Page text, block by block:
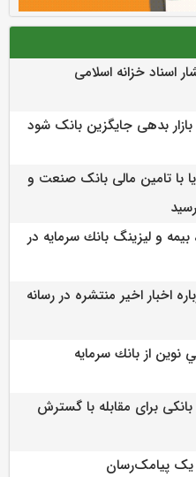
اسناد خزانه اسلامی
بدهی جایگزین بانک شود
با تامین مالی بانک صنعت و
و ليزينگ بانك سرمايه در
اخبار اخیر منتشره در رسانه
نوين از بانك سرمايه
برای مقابله با گسترش
پیامک‌رسان